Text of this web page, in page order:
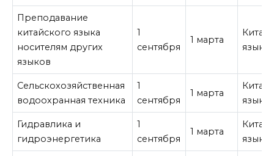
Преподавание
китайского языка
носителям других
языков
1
сентября
1 марта
язык
Сельскохозяйственная
водоохранная техника
1
сентября
1 марта
язык
Гидравлика и
гидроэнергетика
1
сентября
1 марта
язык